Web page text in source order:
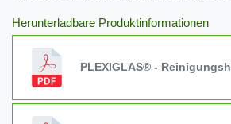
Herunterladbare Produktinformationen
PLEXIGLAS® -